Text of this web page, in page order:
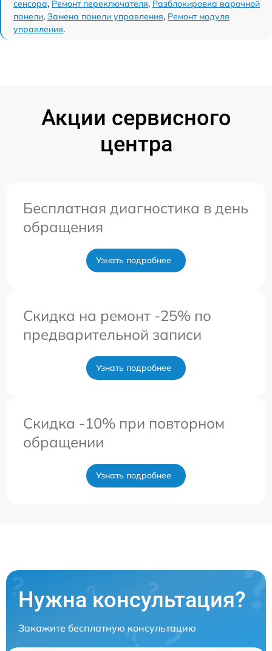
сенсора, Ремонт переключателя, Разблокировка варочной
панели, Замена панели управления, Ремонт модуля
управления.
Акции сервисного
центра
Бесплатная диагностика в день
обращения
Узнать подробнее
Скидка на ремонт -25% по
предварительной записи
Узнать подробнее
Скидка -10% при повторном
обращении
Узнать подробнее
Нужна консультация?
Закажите бесплатную консультацию